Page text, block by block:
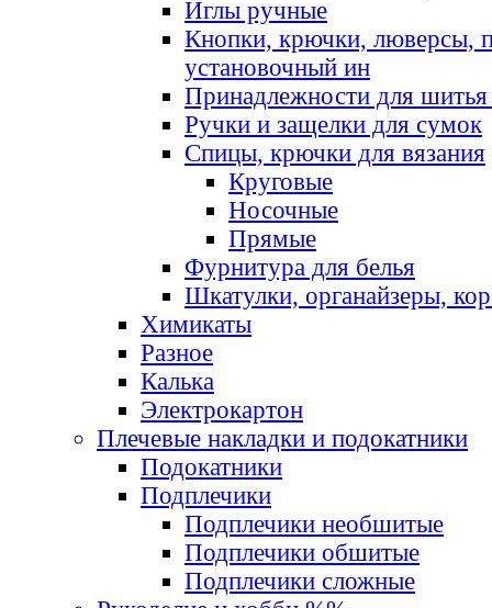
Иглы ручные
Кнопки, крючки, люверсы,
установочный ин
Принадлежности для шитья
Ручки и защелки для сумок
Спицы, крючки для вязания
Круговые
Носочные
Прямые
Фурнитура для белья
Шкатулки, органайзеры,
Химикаты
Разное
Калька
Электрокартон
Плечевые накладки и подокатники
Подокатники
Подплечики
Подплечики необшитые
Подплечики обшитые
Подплечики сложные